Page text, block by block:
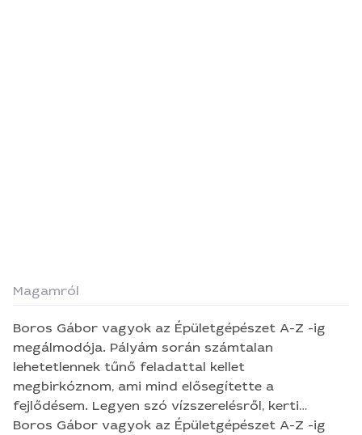
Magamról
Boros Gábor vagyok az Épületgépészet A-Z -ig
megálmodója. Pályám során számtalan
lehetetlennek tűnő feladattal kellet
megbirkóznom, ami mind elősegítette a
fejlődésem. Legyen szó vízszerelésről, kerti
öntözőrendszer telepítésről, fűtésről vagy
Boros Gábor vagyok az Épületgépészet A-Z -ig